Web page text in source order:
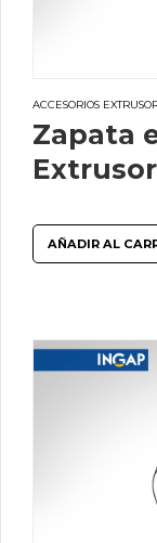
ACCESORIOS
Zapata
AÑADIR AL